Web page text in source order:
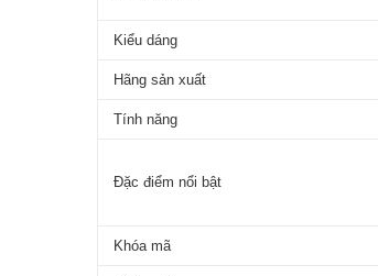
Kiểu dáng
Hãng sản xuất
Tính năng
Đặc điểm nổi bật
Khóa mã